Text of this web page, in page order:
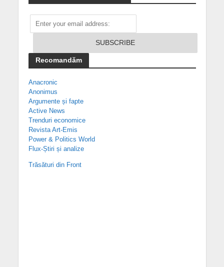
Recomandăm
Anacronic
Anonimus
Argumente și fapte
Active News
Trenduri economice
Revista Art-Emis
Power & Politics World
Flux-Știri și analize
Trăsături din Front